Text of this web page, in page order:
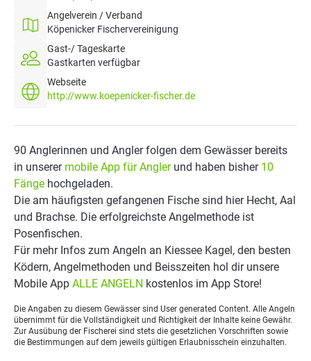
Angelverein / Verband
Köpenicker Fischervereinigung
Gast-/ Tageskarte
Gastkarten verfügbar
Webseite
http://www.koepenicker-fischer.de
90 Anglerinnen und Angler folgen dem Gewässer bereits
in unserer mobile App für Anglerund haben bisher 10
Fänge hochgeladen.
Die am häufigsten gefangenen Fische sind hier Hecht, Aal
und Brachse. Die erfolgreichste Angelmethode ist
Posenfischen.
Für mehr Infos zum Angeln an Kiessee Kagel, den besten
Ködern, Angelmethoden und Beisszeiten hol dir unsere
Mobile App ALLE ANGELN kostenlos im App Store!
Die Angaben zu diesem Gewässer sind User generated Content. Alle Angeln
übernimmt für die Vollständigkeit und Richtigkeit der Inhalte keine Gewähr.
Zur Ausübung der Fischerei sind stets die gesetzlichen Vorschriften sowie
die Bestimmungen auf dem jeweils gültigen Erlaubnisschein einzuhalten.